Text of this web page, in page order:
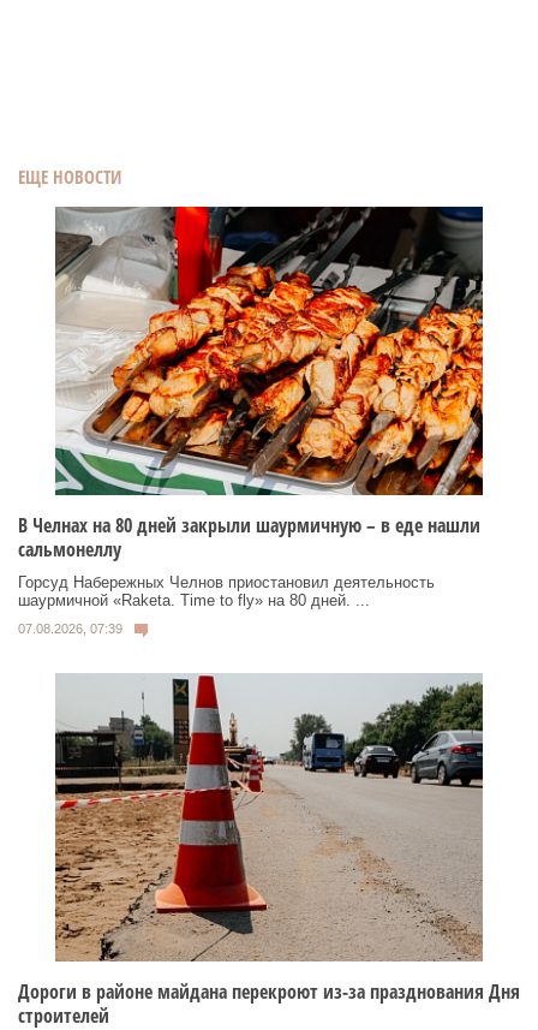
ЕЩЕ НОВОСТИ
В Челнах на 80 дней закрыли шаурмичную – в еде нашли
сальмонеллу
Горсуд Набережных Челнов приостановил деятельность
шаурмичной «Raketa. Time to fly» на 80 дней. ...
07.08.2026, 07:39
Дороги в районе майдана перекроют из-за празднования Дня
строителей